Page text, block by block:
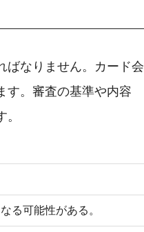
ばなりません。カード会
す。審査の基準や内容
る可能性がある。